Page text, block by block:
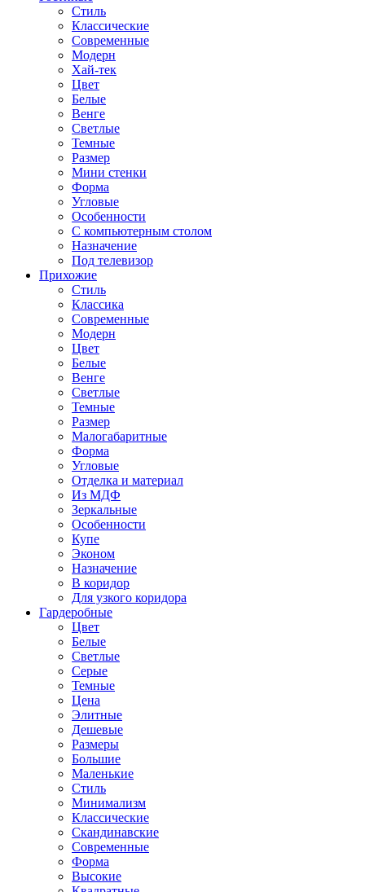
Стиль
Классические
Современные
Модерн
Хай-тек
Цвет
Белые
Венге
Светлые
Темные
Размер
Мини стенки
Форма
Угловые
Особенности
С компьютерным столом
Назначение
Под телевизор
Прихожие
Стиль
Классика
Современные
Модерн
Цвет
Белые
Венге
Светлые
Темные
Размер
Малогабаритные
Форма
Угловые
Отделка и материал
Из МДФ
Зеркальные
Особенности
Купе
Эконом
Назначение
В коридор
Для узкого коридора
Гардеробные
Цвет
Белые
Светлые
Серые
Темные
Цена
Элитные
Дешевые
Размеры
Большие
Маленькие
Стиль
Минимализм
Классические
Скандинавские
Современные
Форма
Высокие